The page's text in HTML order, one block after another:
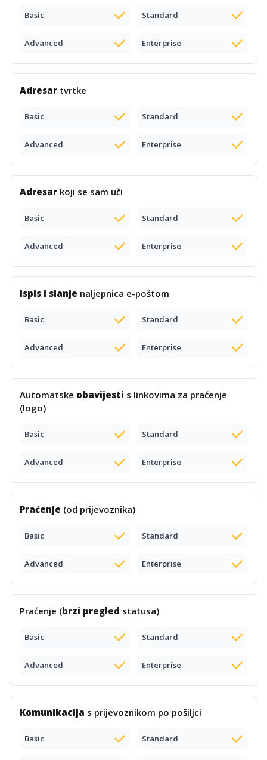
Basic Standard
Advanced Enterprise
Adresar tvrtke
Basic Standard
Advanced Enterprise
Adresar koji se sam uči
Basic Standard
Advanced Enterprise
Ispis i slanje naljepnica e-poštom
Basic Standard
Advanced Enterprise
Automatske obavijesti s linkovima za praćenje
(logo)
Basic Standard
Advanced Enterprise
Praćenje (od prijevoznika)
Basic Standard
Advanced Enterprise
Praćenje (brzi pregled statusa)
Basic Standard
Advanced Enterprise
Komunikacija s prijevoznikom po pošiljci
Basic Standard